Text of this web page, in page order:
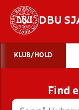
DBU
KLUB/HOLD
Find